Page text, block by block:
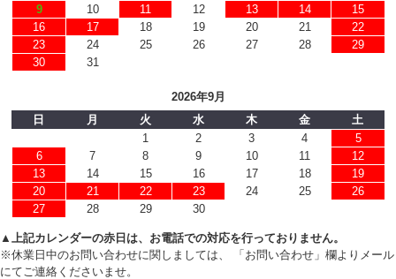
9
10 11 12 13 14
15
16
17 18 19 20 21
22
23
24 25 26 27 28
29
30
31
2026年9月
日
月 火 水 木 金
土
1
2 3 4
5
6
7 8 9 10 11
12
13
14 15 16 17 18
19
20
21 22 23 24 25
26
27
28 29 30
▲上記カレンダーの赤日は、お電話での対応を行っておりません。
※休業日中のお問い合わせに関しましては、 「お問い合わせ」欄よりメール
にてご連絡くださいませ。